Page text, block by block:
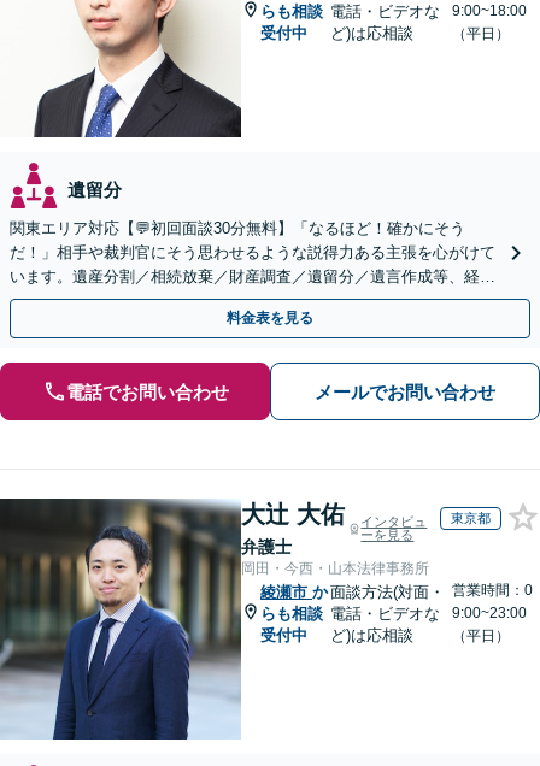
らも相談
受付中
電話・ビデオな
ど)は応相談
9:00~18:00
（平日）
遺留分
関東エリア対応【💬初回面談30分無料】「なるほど！確かにそう
だ！」相手や裁判官にそう思わせるような説得力ある主張を心がけて
います。遺産分割／相続放棄／財産調査／遺留分／遺言作成等、経験
豊富な事務所。複雑な手続を代行【年間相談100件以上】
料金表を見る
電話でお問い合わせ メールでお問い合わせ
大辻 大佑
弁護士
インタビュ
ーを見る
東京都
岡田・今西・山本法律事務所
綾瀬市 か
らも相談
受付中
面談方法(対面・
電話・ビデオな
ど)は応相談
営業時間：0
9:00~23:00
（平日）